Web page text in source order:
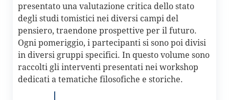
presentato una valutazione critica dello stato
degli studi tomistici nei diversi campi del
pensiero, traendone prospettive per il futuro.
Ogni pomeriggio, i partecipanti si sono poi divisi
in diversi gruppi specifici. In questo volume sono
raccolti gli interventi presentati nei workshop
dedicati a tematiche filosofiche e storiche.